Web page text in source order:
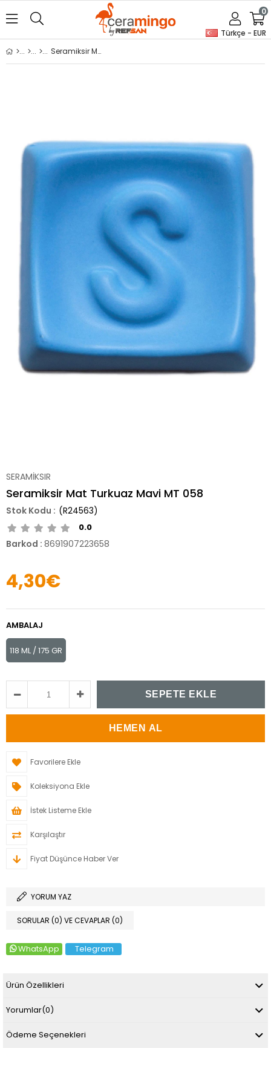
Türkçe - EUR
0
Seramiksir Mat Turkuaz Mavi MT 058
SERAMİKSIR
Seramiksir Mat Turkuaz Mavi MT 058
(R24563)
0.0
Barkod : 8691907223658
4,30€
AMBALAJ
118 ML / 175 GR
Favorilere Ekle
Koleksiyona Ekle
İstek Listeme Ekle
Karşılaştır
Fiyat Düşünce Haber Ver
YORUM YAZ
SORULAR (0) VE CEVAPLAR (0)
WhatsApp Telegram
Ürün Özellikleri
Yorumlar(0)
Ödeme Seçenekleri